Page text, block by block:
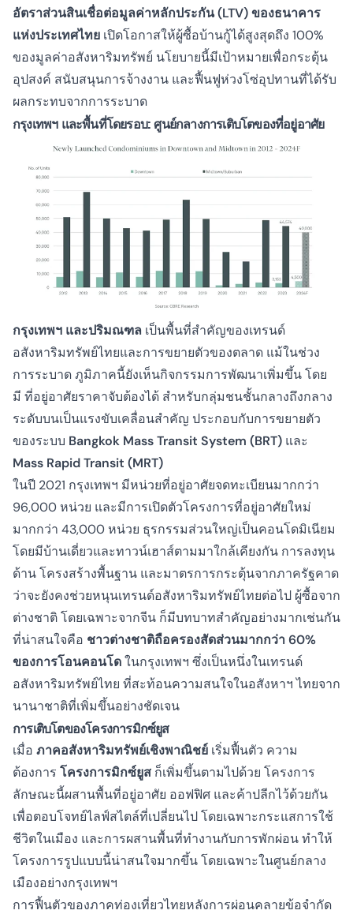
อัตราส่วนสินเชื่อต่อมูลค่าหลักประกัน (LTV) ของธนาคาร
แห่งประเทศไทย เปิดโอกาสให้ผู้ซื้อบ้านกู้ได้สูงสุดถึง 100%
ของมูลค่าอสังหาริมทรัพย์ นโยบายนี้มีเป้าหมายเพื่อกระตุ้น
อุปสงค์ สนับสนุนการจ้างงาน และฟื้นฟูห่วงโซ่อุปทานที่ได้รับ
ผลกระทบจากการระบาด
กรุงเทพฯ และพื้นที่โดยรอบ: ศูนย์กลางการเติบโตของที่อยู่อาศัย
กรุงเทพฯ และปริมณฑล เป็นพื้นที่สำคัญของเทรนด์
อสังหาริมทรัพย์ไทยและการขยายตัวของตลาด แม้ในช่วง
การระบาด ภูมิภาคนี้ยังเห็นกิจกรรมการพัฒนาเพิ่มขึ้น โดย
มี ที่อยู่อาศัยราคาจับต้องได้ สำหรับกลุ่มชนชั้นกลางถึงกลาง
ระดับบนเป็นแรงขับเคลื่อนสำคัญ ประกอบกับการขยายตัว
ของระบบ Bangkok Mass Transit System (BRT) และ
Mass Rapid Transit (MRT)
ในปี 2021 กรุงเทพฯ มีหน่วยที่อยู่อาศัยจดทะเบียนมากกว่า
96,000 หน่วย และมีการเปิดตัวโครงการที่อยู่อาศัยใหม่
มากกว่า 43,000 หน่วย ธุรกรรมส่วนใหญ่เป็นคอนโดมิเนียม
โดยมีบ้านเดี่ยวและทาวน์เฮาส์ตามมาใกล้เคียงกัน การลงทุน
ด้านโครงสร้างพื้นฐาน และมาตรการกระตุ้นจากภาครัฐคาด
ว่าจะยังคงช่วยหนุนเทรนด์อสังหาริมทรัพย์ไทยต่อไป ผู้ซื้อจาก
ต่างชาติ โดยเฉพาะจากจีน ก็มีบทบาทสำคัญอย่างมากเช่นกัน
ที่น่าสนใจคือ ชาวต่างชาติถือครองสัดส่วนมากกว่า 60%
ของการโอนคอนโดในกรุงเทพฯ ซึ่งเป็นหนึ่งในเทรนด์
อสังหาริมทรัพย์ไทย ที่สะท้อนความสนใจในอสังหาฯ ไทยจาก
นานาชาติที่เพิ่มขึ้นอย่างชัดเจน
การเติบโตของโครงการมิกซ์ยูส
เมื่อ ภาคอสังหาริมทรัพย์เชิงพาณิชย์ เริ่มฟื้นตัว ความ
ต้องการ โครงการมิกซ์ยูส ก็เพิ่มขึ้นตามไปด้วย โครงการ
ลักษณะนี้ผสานพื้นที่อยู่อาศัย ออฟฟิศ และค้าปลีกไว้ด้วยกัน
เพื่อตอบโจทย์ไลฟ์สไตล์ที่เปลี่ยนไป โดยเฉพาะกระแสการใช้
ชีวิตในเมือง และการผสานพื้นที่ทำงานกับการพักผ่อน ทำให้
โครงการรูปแบบนี้น่าสนใจมากขึ้น โดยเฉพาะในศูนย์กลาง
เมืองอย่างกรุงเทพฯ
การฟื้นตัวของภาคท่องเที่ยวไทยหลังการผ่อนคลายข้อจำกัด